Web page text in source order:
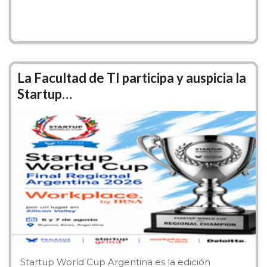
Autoridades
Decano:Dr. Marcelo De Vincenzi
La Facultad de TI participa y auspicia la
Startup…
Startup World Cup Argentina es la edición